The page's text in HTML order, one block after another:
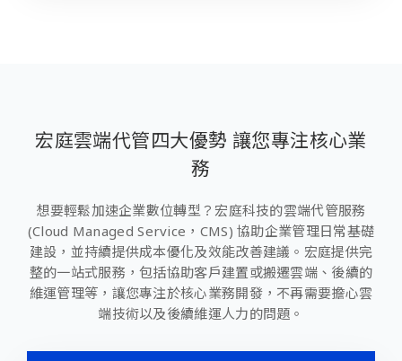
宏庭雲端代管四大優勢 讓您專注核心業
務
想要輕鬆加速企業數位轉型？宏庭科技的雲端代管服務
(Cloud Managed Service，CMS) 協助企業管理日常基礎
建設，並持續提供成本優化及效能改善建議。宏庭提供完
整的一站式服務，包括協助客戶建置或搬遷雲端、後續的
維運管理等，讓您專注於核心業務開發，不再需要擔心雲
端技術以及後續維運人力的問題。